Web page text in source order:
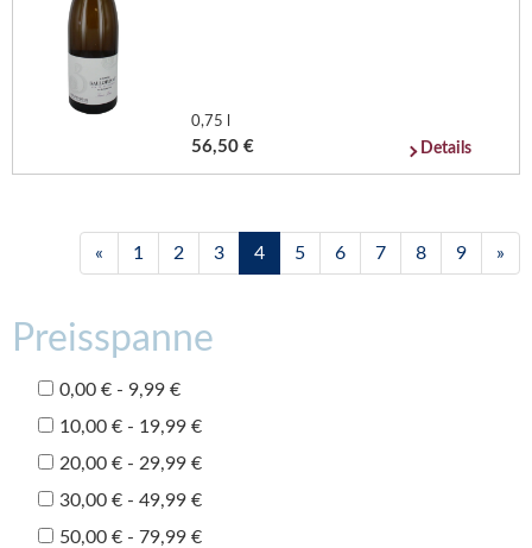
0,75 l
56,50 € Details
« 1 2 3 4 5 6 7 8 9 »
Preisspanne
0,00 € - 9,99 €
10,00 € - 19,99 €
20,00 € - 29,99 €
30,00 € - 49,99 €
50,00 € - 79,99 €